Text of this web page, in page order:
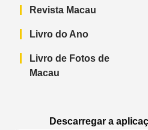
Revista Macau
Livro do Ano
Livro de Fotos de
Macau
Descarregar a